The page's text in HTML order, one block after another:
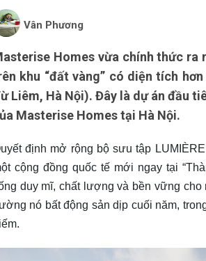
Vân Phương
Homes vừa chính thức ra
khu “đất vàng” có diện tích
Liêm, Hà Nội). Đây là dự án đầu
Masterise Homes tại Hà Nội.
định mở rộng bộ sưu tập
cộng đồng quốc tế mới ngay tại
duy mĩ, chất lượng và bền vững
nó bất động sản dịp cuối năm,